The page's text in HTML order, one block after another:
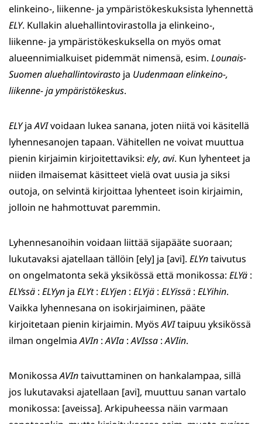
elinkeino-, liikenne- ja ympäristökeskuksista lyhennettä
ELY. Kullakin aluehallintovirastolla ja elinkeino-,
liikenne- ja ympäristökeskuksella on myös omat
alueennimialkuiset pidemmät nimensä, esim. Lounais-
Suomen aluehallintovirasto ja Uudenmaan elinkeino-,
liikenne- ja ympäristökeskus.
ELYjaAVIvoidaan lukea sanana, joten niitä voi käsitellä
lyhennesanojen tapaan. Vähitellen ne voivat muuttua
pienin kirjaimin kirjoitettaviksi: ely, avi. Kun lyhenteet ja
niiden ilmaisemat käsitteet vielä ovat uusia ja siksi
outoja, on selvintä kirjoittaa lyhenteet isoin kirjaimin,
jolloin ne hahmottuvat paremmin.
Lyhennesanoihin voidaan liittää sijapääte suoraan;
lukutavaksi ajatellaan tällöin [ely] ja [avi]. ELYntaivutus
on ongelmatonta sekä yksikössä että monikossa: ELYä :
ELYssä : ELYyn ja ELYt: ELYjen : ELYjä : ELYissä : ELYihin.
Vaikka lyhennesana on isokirjaiminen, pääte
kirjoitetaan pienin kirjaimin. MyösAVItaipuu yksikössä
ilman ongelmiaAVIn :AVIa :AVIssa :AVIin.
MonikossaAVIntaivuttaminen on hankalampaa, sillä
jos lukutavaksi ajatellaan [avi], muuttuu sanan vartalo
monikossa: [aveissa]. Arkipuheessa näin varmaan